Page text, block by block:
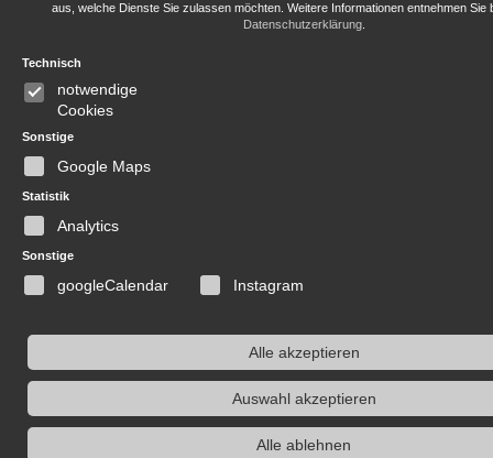
aus, welche Dienste Sie zulassen möchten. Weitere Informationen entnehmen Sie
Datenschutzerklärung.
Technisch
notwendige
Cookies
Sonstige
Google Maps
Statistik
Analytics
Sonstige
googleCalendar Instagram
Alle akzeptieren
Auswahl akzeptieren
Alle ablehnen